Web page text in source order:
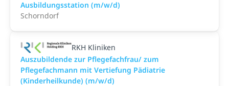
Ausbildungsstation (m/w/d)
Schorndorf
RKH Kliniken
Auszubildende zur Pflegefachfrau/ zum
Pflegefachmann mit Vertiefung Pädiatrie
(Kinderheilkunde) (m/w/d)